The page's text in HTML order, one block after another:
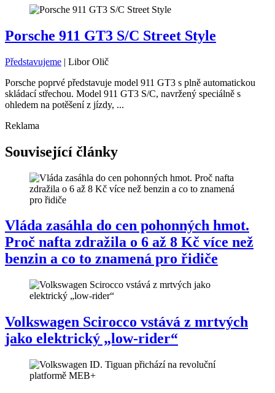
Porsche 911 GT3 S/C Street Style
Představujeme | Libor Olič
Porsche poprvé představuje model 911 GT3 s plně automatickou
skládací střechou. Model 911 GT3 S/C, navržený speciálně s
ohledem na potěšení z jízdy, ...
Reklama
Související články
Vláda zasáhla do cen pohonných hmot.
Proč nafta zdražila o 6 až 8 Kč více než
benzin a co to znamená pro řidiče
Volkswagen Scirocco vstává z mrtvých
jako elektrický „low-rider“